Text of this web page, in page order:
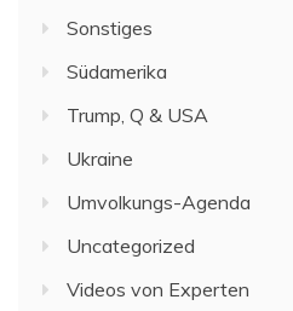
Sonstiges
Südamerika
Trump, Q & USA
Ukraine
Umvolkungs-Agenda
Uncategorized
Videos von Experten